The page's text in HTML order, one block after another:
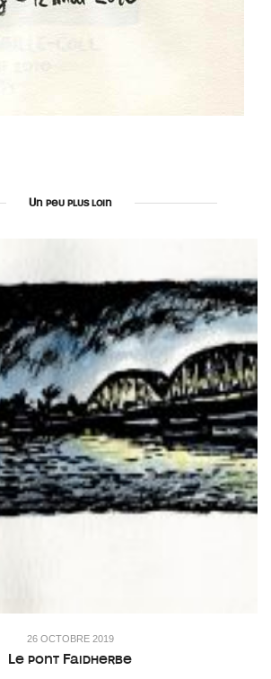
Un peu plus loin
26 OCTOBRE 2019
Le pont Faidherbe